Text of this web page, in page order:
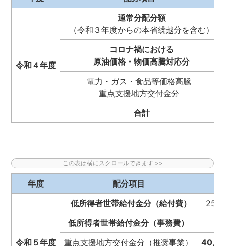
令和４年度
通常分配分額
（令和３年度からの本省繰越分を含む）
コロナ禍における
原油価格・物価高騰対応分
電力・ガス・食品等価格高騰
重点支援地方交付金分
合計
年度 配分項目
令和５年度
低所得者世帯給付金分（給付費）
低所得者世帯給付金分（事務費）
重点支援地方交付金分（推奨事業）